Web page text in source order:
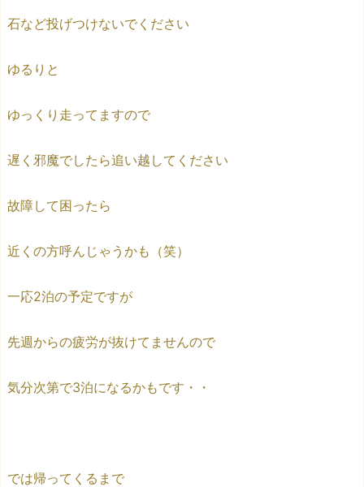
石など投げつけないでください
ゆるりと
ゆっくり走ってますので
遅く邪魔でしたら追い越してください
故障して困ったら
近くの方呼んじゃうかも（笑）
一応2泊の予定ですが
先週からの疲労が抜けてませんので
気分次第で3泊になるかもです・・
では帰ってくるまで